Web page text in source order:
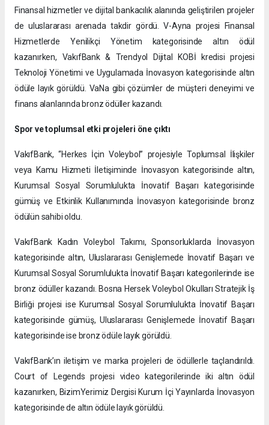
Finansal hizmetler ve dijital bankacılık alanında geliştirilen projeler
de uluslararası arenada takdir gördü. V-Ayna projesi Finansal
Hizmetlerde Yenilikçi Yönetim kategorisinde altın ödül
kazanırken, VakıfBank & Trendyol Dijital KOBİ kredisi projesi
Teknoloji Yönetimi ve Uygulamada İnovasyon kategorisinde altın
ödüle layık görüldü. VaNa gibi çözümler de müşteri deneyimi ve
finans alanlarında bronz ödüller kazandı.
Spor ve toplumsal etki projeleri öne çıktı
VakıfBank, “Herkes İçin Voleybol” projesiyle Toplumsal İlişkiler
veya Kamu Hizmeti İletişiminde İnovasyon kategorisinde altın,
Kurumsal Sosyal Sorumlulukta İnovatif Başarı kategorisinde
gümüş ve Etkinlik Kullanımında İnovasyon kategorisinde bronz
ödülün sahibi oldu.
VakıfBank Kadın Voleybol Takımı, Sponsorluklarda İnovasyon
kategorisinde altın, Uluslararası Genişlemede İnovatif Başarı ve
Kurumsal Sosyal Sorumlulukta İnovatif Başarı kategorilerinde ise
bronz ödüller kazandı. Bosna Hersek Voleybol Okulları Stratejik İş
Birliği projesi ise Kurumsal Sosyal Sorumlulukta İnovatif Başarı
kategorisinde gümüş, Uluslararası Genişlemede İnovatif Başarı
kategorisinde ise bronz ödüle layık görüldü.
VakıfBank’ın iletişim ve marka projeleri de ödüllerle taçlandırıldı.
Court of Legends projesi video kategorilerinde iki altın ödül
kazanırken, BizimYerimiz Dergisi Kurum İçi Yayınlarda İnovasyon
kategorisinde de altın ödüle layık görüldü.